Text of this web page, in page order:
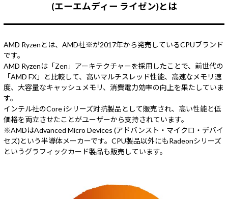
(エーエムディー ライゼン)とは
AMD Ryzenとは、AMD社※が2017年から発売しているCPUブランド
です。
AMD Ryzenは「Zen」アーキテクチャーを採用したことで、前世代の
「AMD FX」と比較して、高いマルチスレッド性能、高速なメモリ速
度、大容量なキャッシュメモリ、消費電力効率の向上を果たしていま
す。
インテル社のCore iシリーズ対抗製品として販売され、高い性能と低
価格を両立させたことがユーザーから支持されています。
※AMDはAdvanced Micro Devices (アドバンスト・マイクロ・デバイ
セズ)という半導体メーカーです。CPU製品以外にもRadeonシリーズ
というグラフィックカード製品も販売しています。